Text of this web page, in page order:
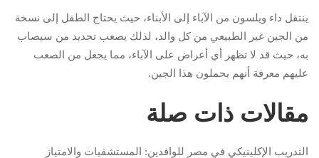
ينتقل داء ويلسون من الآباء إلى الأبناء، حيث يحتاج الطفل إلى نسخة
من الجين غير الطبيعي من كل والد، لذلك يصعب تحديد من سيصاب
به، حيث قد لا تظهر أي أعراض على الآباء، مما يجعل من الصعب
عليهم معرفة أنهم يحملون هذا الجين.
مقالات ذات صلة
التدريب الإكلينيكي في مصر للوافدين: المستشفيات والامتياز